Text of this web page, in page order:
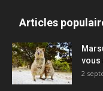
Articles
vous
2